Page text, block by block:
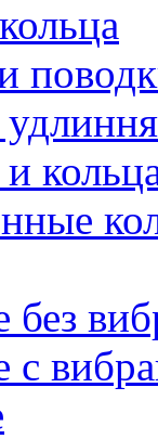
и
без
с